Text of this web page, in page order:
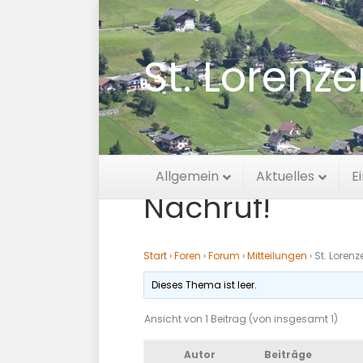
St.
Allgemein Aktuelles
St. Lorenzen
Nachruf!
Start ›Foren ›Forum ›Mitteilungen › St.
Dieses Thema ist leer.
Ansicht von 1 Beitrag (von insgesamt 1)
Autor Beiträge